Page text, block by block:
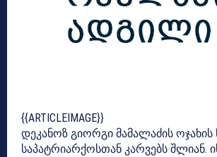
{{ARTICLEIMAGE}}
დეკანოზ გიორგი მამალაძის ოჯახის
საპატრიარქოსთან კარვებს შლიან.